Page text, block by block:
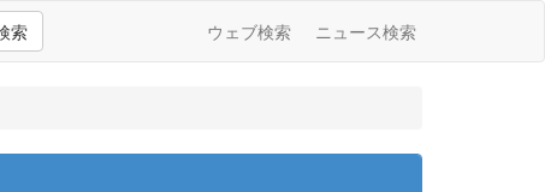
索 ウェブ検索 ニュース検索